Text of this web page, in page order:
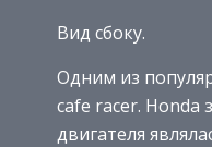
Вид сбоку.
Одним из
cafe racer. Honda
двигателя